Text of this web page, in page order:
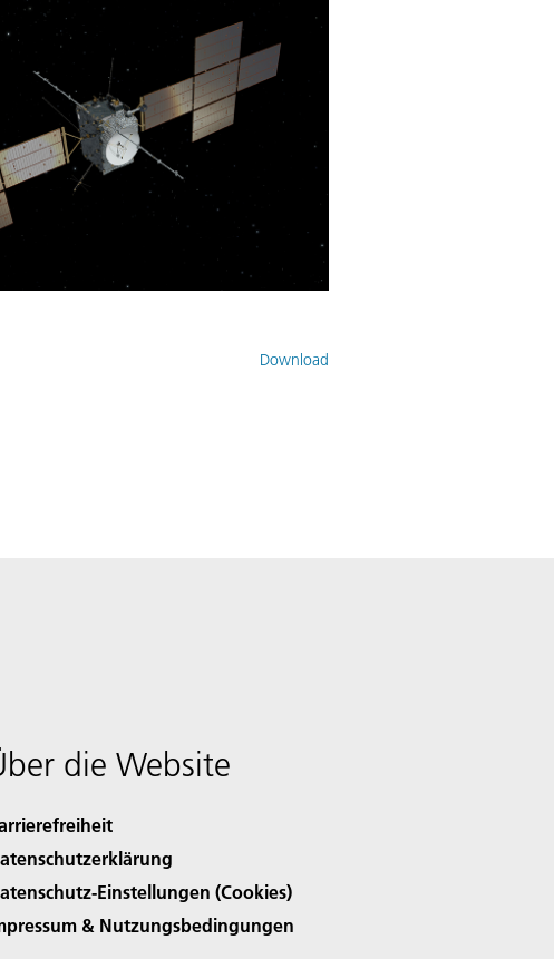
Download
die Website
Einstellungen (Cookies)
& Nutzungsbedingungen